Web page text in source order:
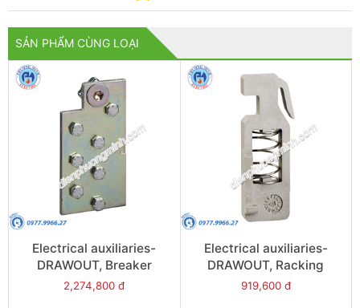
SẢN PHẨM CÙNG LOẠI
Electrical auxiliaries-
DRAWOUT, Breaker
mismatch protection
2,274,800 đ
Electrical auxiliaries-
DRAWOUT, Racking
interlock (VPOC) - Model
919,600 đ